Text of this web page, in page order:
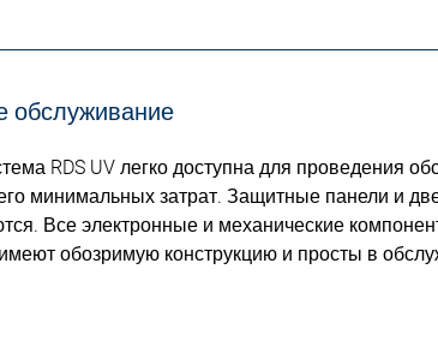
обслуживание
RDS UV легко доступна для проведения
минимальных затрат. Защитные панели и
Все электронные и механические
обозримую конструкцию и просты в